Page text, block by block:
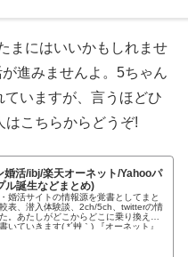
まにはいいかもしれませ
進みませんよ。5ちゃん
いますが、言うほどひ
はこちらからどうぞ!
活/ibj/楽天オーネット/Yahooパ
ル誕生などまとめ)
婚活サイトの情報源を覚書としてまと
表、潜入体験談、2ch/5ch、twitterの情
。あたしがどこからどこに乗り換えた
きます( *´艸｀) 『オーネット』